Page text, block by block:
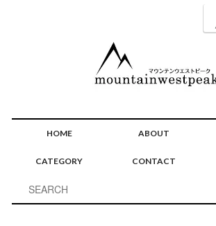
HOME ABOUT
CATEGORY CONTACT